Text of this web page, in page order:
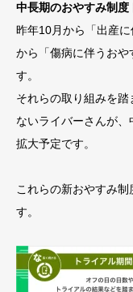
中長期のおやすみ制度
昨年10月から「出産
から「傷病に伴うおや
す。
それらの取り組みを
ないライバーさんが
拡大予定です。
これらの新おやすみ
す。